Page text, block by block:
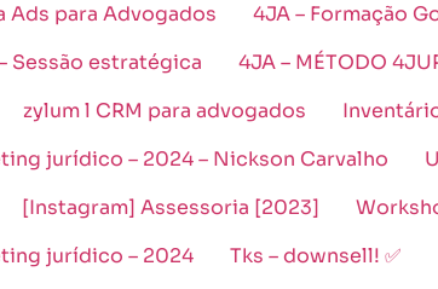
Ads para Advogados
4JA – Formação
Sessão estratégica
4JA – MÉTODO
zylum l CRM para advogados
jurídico – 2024 – Nickson Carvalho
[Instagram] Assessoria [2023]
jurídico – 2024
Tks – downsell! ✅